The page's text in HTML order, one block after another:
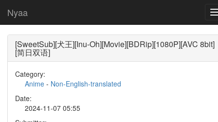
Nyaa
[SweetSub][犬王][Inu-Oh][Movie][BDRip][1080P][AVC 8bit]
[简日双语]
Category:
Anime - Non-English-translated
Date:
2024-11-07 05:55